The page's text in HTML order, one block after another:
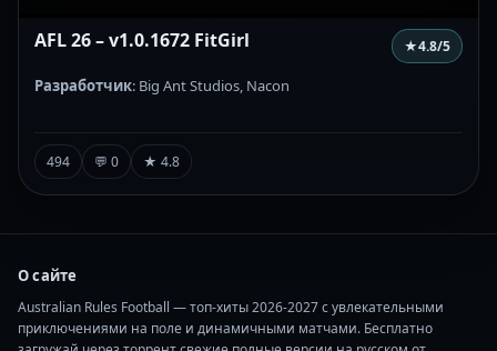
AFL 26 – v1.0.1672 FitGirl ★4.8/5
Разработчик: Big Ant Studios, Nacon
494 💬 0 ★ 4.8
О сайте
Australian Rules Football — топ-хиты 2026-2027 с увлекательными
приключениями на поле и динамичными матчами. Бесплатно